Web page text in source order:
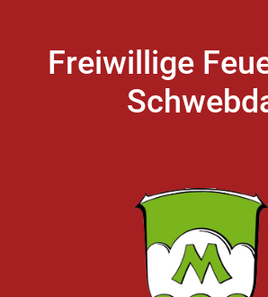
Freiwillige